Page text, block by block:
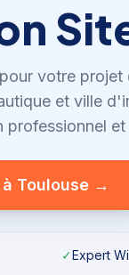
votre projet
et ville
professionnel
Toulouse →
✓Expert